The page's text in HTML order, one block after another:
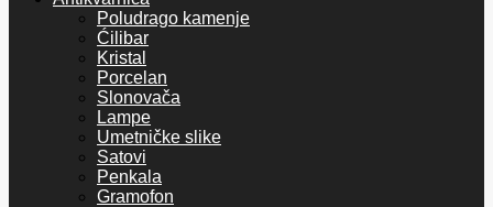
Poludrago kamenje
Ćilibar
Kristal
Porcelan
Slonovača
Lampe
Umetničke slike
Satovi
Penkala
Gramofon